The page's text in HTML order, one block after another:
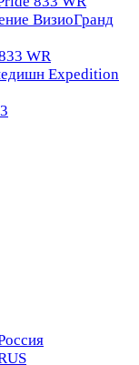
ВизиоГранд
WR
Expedition